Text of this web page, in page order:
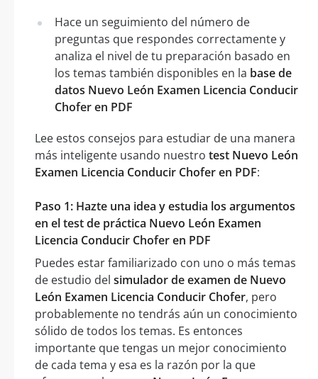
Hace un seguimiento del número de
preguntas que respondes correctamente y
analiza el nivel de tu preparación basado en
los temas también disponibles en la base de
datos Nuevo León Examen Licencia Conducir
Chofer en PDF
Lee estos consejos para estudiar de una manera
más inteligente usando nuestro test Nuevo León
Examen Licencia Conducir Chofer en PDF:
Paso 1: Hazte una idea y estudia los argumentos
en el test de práctica Nuevo León Examen
Licencia Conducir Chofer en PDF
Puedes estar familiarizado con uno o más temas
de estudio del simulador de examen de Nuevo
León Examen Licencia Conducir Chofer, pero
probablemente no tendrás aún un conocimiento
sólido de todos los temas. Es entonces
importante que tengas un mejor conocimiento
de cada tema y esa es la razón por la que